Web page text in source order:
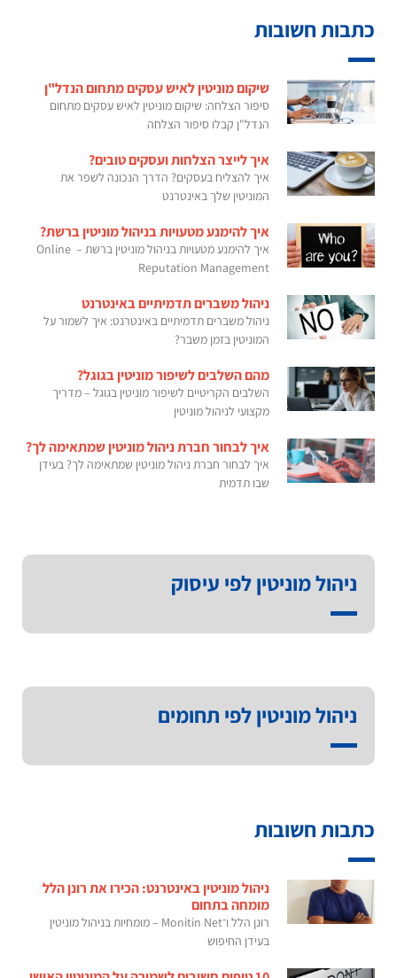
כתבות חשובות
שיקום מוניטין לאיש עסקים מתחום הנדל"ן
סיפור הצלחה: שיקום מוניטין לאיש עסקים מתחום
הנדל"ן קבלו סיפור הצלחה
איך לייצר הצלחות ועסקים טובים?
איך להצליח בעסקים? הדרך הנכונה לשפר את
המוניטין שלך באינטרנט
איך להימנע מטעויות בניהול מוניטין ברשת?
איך להימנע מטעויות בניהול מוניטין ברשת – Online
Reputation Management
ניהול משברים תדמיתיים באינטרנט
ניהול משברים תדמיתיים באינטרנט: איך לשמור על
המוניטין בזמן משבר?
מהם השלבים לשיפור מוניטין בגוגל?
השלבים הקריטיים לשיפור מוניטין בגוגל – מדריך
מקצועי לניהול מוניטין
איך לבחור חברת ניהול מוניטין שמתאימה לך?
איך לבחור חברת ניהול מוניטין שמתאימה לך? בעידן
שבו תדמית
ניהול מוניטין לפי עיסוק
ניהול מוניטין לפי תחומים
כתבות חשובות
ניהול מוניטין באינטרנט: הכירו את רונן הלל
מומחה בתחום
רונן הלל ו־Monitin Net – מומחיות בניהול מוניטין
בעידן החיפוש